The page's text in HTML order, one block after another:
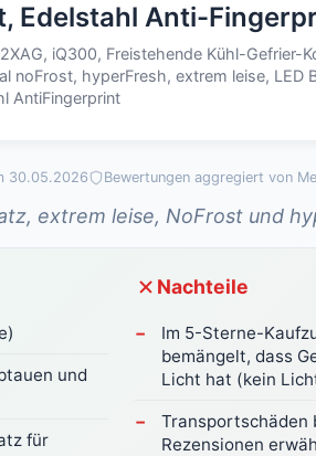
Edelstahl Anti-
iQ300, Freistehende Kühl-Gefrier-
noFrost, hyperFresh, extrem leise, LED
AntiFingerprint
30.05.2026 Bewertungen aggregiert von
extrem leise, NoFrost und
und
für
Nachteile
Im 5-Sterne-
bemängelt, dass
Licht hat (kein
Transportschäden
Rezensionen